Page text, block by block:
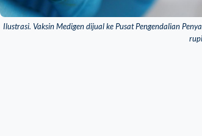
Ilustrasi. Vaksin Medigen dijual ke Pusat Pengendalian